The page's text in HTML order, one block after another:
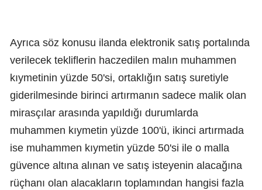
Ayrıca söz konusu ilanda elektronik satış portalında
verilecek tekliflerin haczedilen malın muhammen
kıymetinin yüzde 50'si, ortaklığın satış suretiyle
giderilmesinde birinci artırmanın sadece malik olan
mirasçılar arasında yapıldığı durumlarda
muhammen kıymetin yüzde 100'ü, ikinci artırmada
ise muhammen kıymetin yüzde 50'si ile o malla
güvence altına alınan ve satış isteyenin alacağına
rüçhanı olan alacakların toplamından hangisi fazla